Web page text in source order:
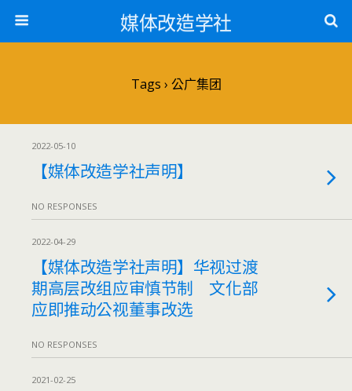
媒体改造学社
Tags › 公广集团
2022-05-10
【媒体改造学社声明】
NO RESPONSES
2022-04-29
【媒体改造学社声明】华视过渡
期高层改组应审慎节制 文化部
应即推动公视董事改选
NO RESPONSES
2021-02-25